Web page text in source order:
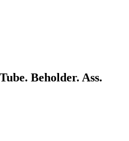
Beholder. Ass.